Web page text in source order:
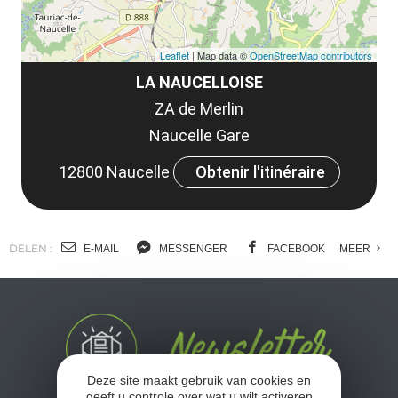
LA NAUCELLOISE
ZA de Merlin
Naucelle Gare
12800 Naucelle
Obtenir l'itinéraire
Leaflet | Map data ©OpenStreetMap contributors
DELEN : E-MAIL MESSENGER FACEBOOK MEER
Deze site maakt gebruik van cookies en